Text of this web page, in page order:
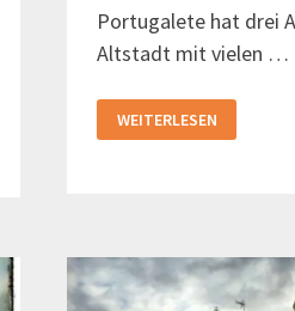
Portugalete hat drei
Altstadt mit vielen …
BEI
BILBAO
WEITERLESEN